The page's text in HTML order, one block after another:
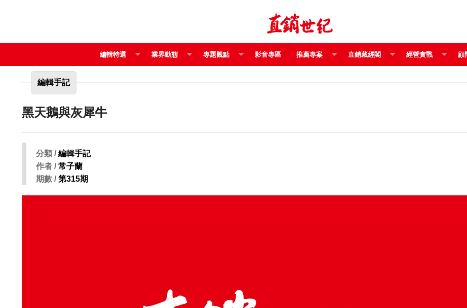
編輯特選 業界動態 專題觀點 影音專區 推薦專案 直銷藏經閣 經營實戰 顧
編輯手記
黑天鵝與灰犀牛
分類 /編輯手記
作者 /常子蘭
期數 /第315期